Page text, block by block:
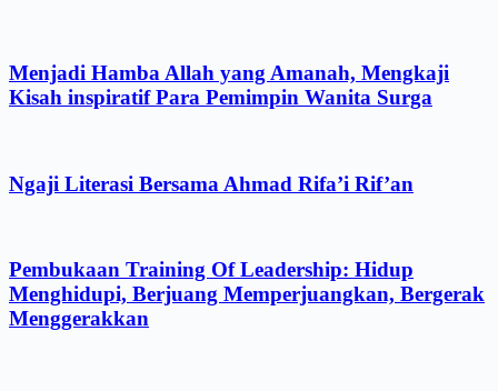
Menjadi Hamba Allah yang Amanah, Mengkaji
Kisah inspiratif Para Pemimpin Wanita Surga
Ngaji Literasi Bersama Ahmad Rifa’i Rif’an
Pembukaan Training Of Leadership: Hidup
Menghidupi, Berjuang Memperjuangkan, Bergerak
Menggerakkan